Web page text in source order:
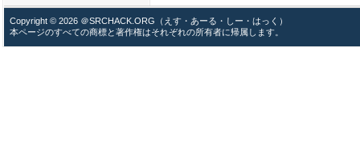
Copyright © 2026 ＠SRCHACK.ORG（えす・あーる・しー・はっく）
本ページのすべての商標と著作権はそれぞれの所有者に帰属します。